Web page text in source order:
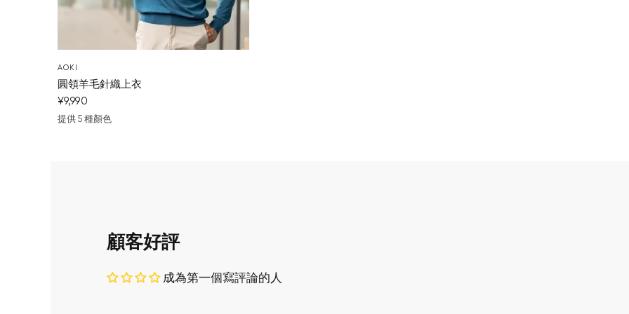
AOKI
圓領羊毛針織上衣
¥9,990
藍 深藍酒紅濃灰
提供 5 種顏色
顧客好評
成為第一個寫評論的人